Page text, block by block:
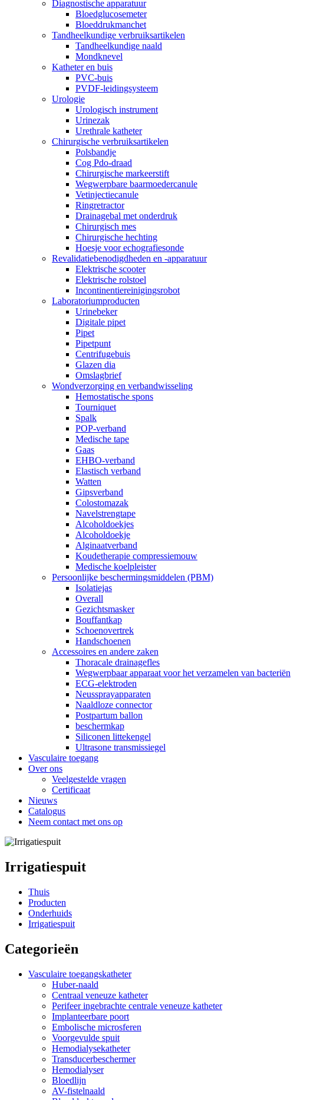
Diagnostische apparatuur
Bloedglucosemeter
Bloeddrukmanchet
Tandheelkundige verbruiksartikelen
Tandheelkundige naald
Mondknevel
Katheter en buis
PVC-buis
PVDF-leidingsysteem
Urologie
Urologisch instrument
Urinezak
Urethrale katheter
Chirurgische verbruiksartikelen
Polsbandje
Cog Pdo-draad
Chirurgische markeerstift
Wegwerpbare baarmoedercanule
Vetinjectiecanule
Ringretractor
Drainagebal met onderdruk
Chirurgisch mes
Chirurgische hechting
Hoesje voor echografiesonde
Revalidatiebenodigdheden en -apparatuur
Elektrische scooter
Elektrische rolstoel
Incontinentiereinigingsrobot
Laboratoriumproducten
Urinebeker
Digitale pipet
Pipet
Pipetpunt
Centrifugebuis
Glazen dia
Omslagbrief
Wondverzorging en verbandwisseling
Hemostatische spons
Tourniquet
Spalk
POP-verband
Medische tape
Gaas
EHBO-verband
Elastisch verband
Watten
Gipsverband
Colostomazak
Navelstrengtape
Alcoholdoekjes
Alcoholdoekje
Alginaatverband
Koudetherapie compressiemouw
Medische koelpleister
Persoonlijke beschermingsmiddelen (PBM)
Isolatiejas
Overall
Gezichtsmasker
Bouffantkap
Schoenovertrek
Handschoenen
Accessoires en andere zaken
Thoracale drainagefles
Wegwerpbaar apparaat voor het verzamelen van bacteriën
ECG-elektroden
Neussprayapparaten
Naaldloze connector
Postpartum ballon
beschermkap
Siliconen littekengel
Ultrasone transmissiegel
Vasculaire toegang
Over ons
Veelgestelde vragen
Certificaat
Nieuws
Catalogus
Neem contact met ons op
Irrigatiespuit
Thuis
Producten
Onderhuids
Irrigatiespuit
Categorieën
Vasculaire toegangskatheter
Huber-naald
Centraal veneuze katheter
Perifeer ingebrachte centrale veneuze katheter
Implanteerbare poort
Embolische microsferen
Voorgevulde spuit
Hemodialysekatheter
Transducerbeschermer
Hemodialyser
Bloedlijn
AV-fistelnaald